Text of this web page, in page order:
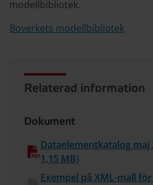
modellbibliotek.
Boverkets modellbibliotek
Relaterad information
Dokument
Dataelementkatalog maj
1,15 MB)
Exempel på XML-mall för